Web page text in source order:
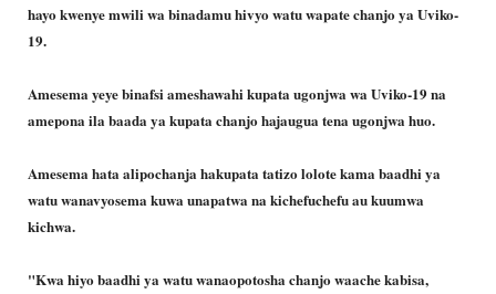
hayo kwenye mwili wa binadamu hivyo watu wapate chanjo ya Uviko-
19.
Amesema yeye binafsi ameshawahi kupata ugonjwa wa Uviko-19 na
amepona ila baada ya kupata chanjo hajaugua tena ugonjwa huo.
Amesema hata alipochanja hakupata tatizo lolote kama baadhi ya
watu wanavyosema kuwa unapatwa na kichefuchefu au kuumwa
kichwa.
"Kwa hiyo baadhi ya watu wanaopotosha chanjo waache kabisa,